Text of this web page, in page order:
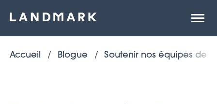
la
site
Accueil Blogue Soutenir nos équipes de